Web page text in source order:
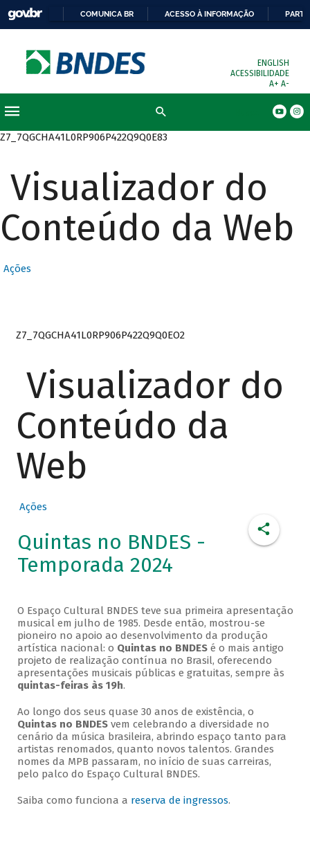
COMUNICA BR ACESSO À INFORMAÇÃO
ENGLISH
ACESSIBILIDADE
A+ A-
Z7_7QGCHA41L0RP906P422Q9Q0E83
Visualizador do
Conteúdo da Web
Ações
Z7_7QGCHA41L0RP906P422Q9Q0EO2
Visualizador do
Conteúdo da
Web
Ações
Quintas no BNDES -
Temporada 2024
O Espaço Cultural BNDES teve sua primeira apresentação
musical em julho de 1985. Desde então, mostrou-se
pioneiro no apoio ao desenvolvimento da produção
artística nacional: o Quintas no BNDESé o mais antigo
projeto de realização contínua no Brasil, oferecendo
apresentações musicais públicas e gratuitas, sempre às
quintas-feiras às 19h.
Ao longo dos seus quase 30 anos de existência, o
Quintas no BNDESvem celebrando a diversidade no
cenário da música brasileira, abrindo espaço tanto para
artistas renomados, quanto novos talentos. Grandes
nomes da MPB passaram, no início de suas carreiras,
pelo palco do Espaço Cultural BNDES.
Saiba como funciona a reserva de ingressos.